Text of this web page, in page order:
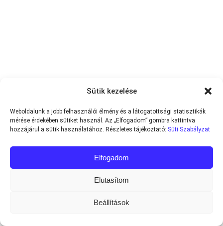
Sütik kezelése
Weboldalunk a jobb felhasználói élmény és a látogatottsági statisztikák
mérése érdekében sütiket használ. Az „Elfogadom” gombra kattintva
hozzájárul a sütik használatához. Részletes tájékoztató: Süti Szabályzat
Elfogadom
Elutasítom
Beállítások